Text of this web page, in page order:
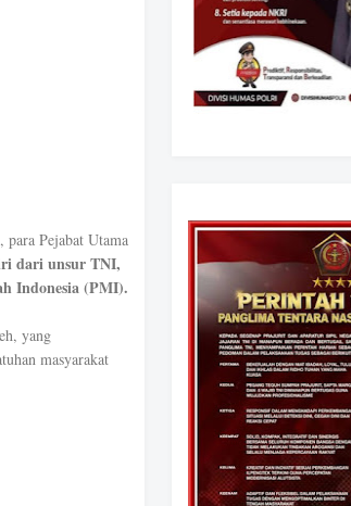
Pejabat Utama
dari unsur TNI,
Indonesia (PMI).
yang
masyarakat